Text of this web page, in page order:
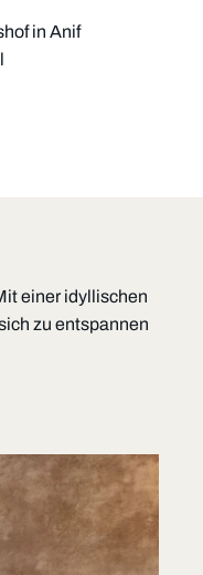
in Anif
einer idyllischen
zu entspannen